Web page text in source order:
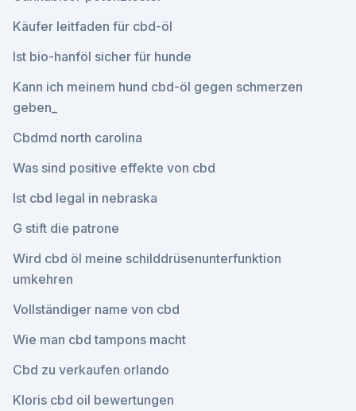
Käufer leitfaden für cbd-öl
Ist bio-hanföl sicher für hunde
Kann ich meinem hund cbd-öl gegen schmerzen
geben_
Cbdmd north carolina
Was sind positive effekte von cbd
Ist cbd legal in nebraska
G stift die patrone
Wird cbd öl meine schilddrüsenunterfunktion
umkehren
Vollständiger name von cbd
Wie man cbd tampons macht
Cbd zu verkaufen orlando
Kloris cbd oil bewertungen